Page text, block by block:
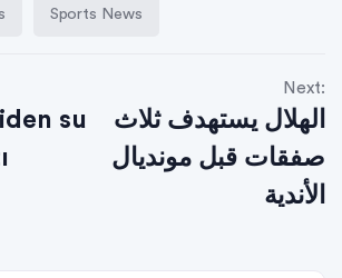
Sports News
su
Next:
الهلال يستهدف ثلاث
صفقات قبل مونديال
الأندية